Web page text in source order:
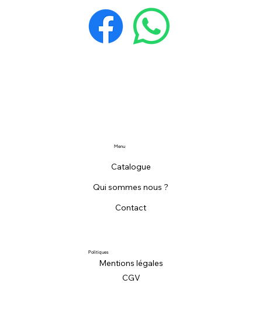
Politiques
Mentions légales
CGV
Catalogue
Qui sommes nous ?
Contact
Menu